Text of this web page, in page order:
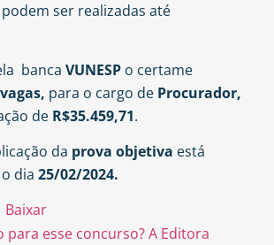
podem ser realizadas até
banca VUNESP o certame
para o cargo de Procurador,
de R$35.459,71.
da prova objetiva está
dia 25/02/2024.
Baixar
para esse concurso? A Editora